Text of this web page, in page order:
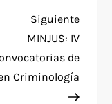
Siguiente
MINJUS: IV
de
Criminología